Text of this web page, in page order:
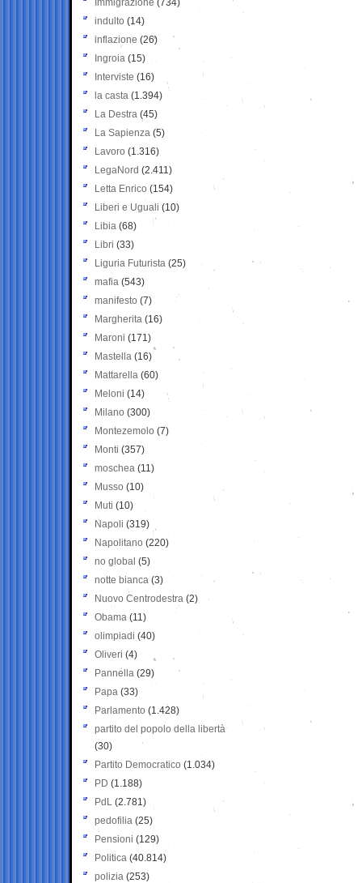
Immigrazione (734)
indulto (14)
inflazione (26)
Ingroia (15)
Interviste (16)
la casta (1.394)
La Destra (45)
La Sapienza (5)
Lavoro (1.316)
LegaNord (2.411)
Letta Enrico (154)
Liberi e Uguali (10)
Libia (68)
Libri (33)
Liguria Futurista (25)
mafia (543)
manifesto (7)
Margherita (16)
Maroni (171)
Mastella (16)
Mattarella (60)
Meloni (14)
Milano (300)
Montezemolo (7)
Monti (357)
moschea (11)
Musso (10)
Muti (10)
Napoli (319)
Napolitano (220)
no global (5)
notte bianca (3)
Nuovo Centrodestra (2)
Obama (11)
olimpiadi (40)
Oliveri (4)
Pannella (29)
Papa (33)
Parlamento (1.428)
partito del popolo della libertà
(30)
Partito Democratico (1.034)
PD (1.188)
PdL (2.781)
pedofilia (25)
Pensioni (129)
Politica (40.814)
polizia (253)